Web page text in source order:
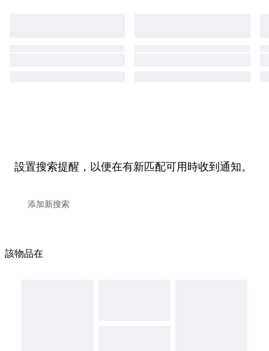
設置搜索提醒，以便在有新匹配可用時收到通知。
該物品在